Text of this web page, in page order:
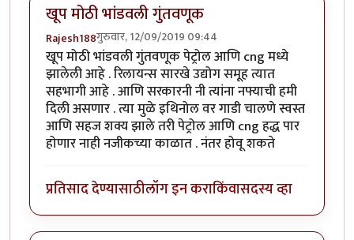
खूप मोठी भांडवली गुंतवणूक
Rajesh188गुरुवार, 12/09/2019 09:44
खूप मोठी भांडवली गुंतवणूक पेट्रोल आणि cng मध्ये
झालेली आहे . रिलायन्स सारखे उद्योग समूह त्यात
सहभागी आहे . आणि सरकारनी नी त्यांना नफ्याची हमी
दिली असणार . त्या मुळे इथिनोल वर गाडी चालणे स्वस्त
आणि सहज शक्य झाले तरी पेट्रोल आणि cng हद्ध पार
होणार नाही नजीकच्या काळात . नंतर होवू शकते
प्रतिसाद देण्यासाठीलॉग इन कराकिंवासदस्य व्हा